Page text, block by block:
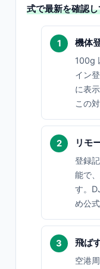
式で最新を確認
機体
100g
イン
に表
この
リモ
登録
能で
す。
め公
飛ば
空港